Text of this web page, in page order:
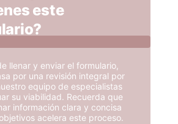
este
llenar y enviar el formulario,
por una revisión integral por
equipo de especialistas
su viabilidad. Recuerda que
información clara y concisa
acelera este proceso.